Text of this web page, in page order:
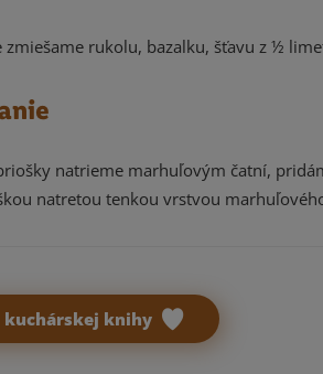
zmiešame rukolu, bazalku, šťavu z ½
natrieme marhuľovým čatní,
natretou tenkou vrstvou
kuchárskej knihy